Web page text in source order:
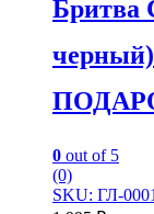
Бритва
0 out of 5
(0)
SKU: ГЛ-